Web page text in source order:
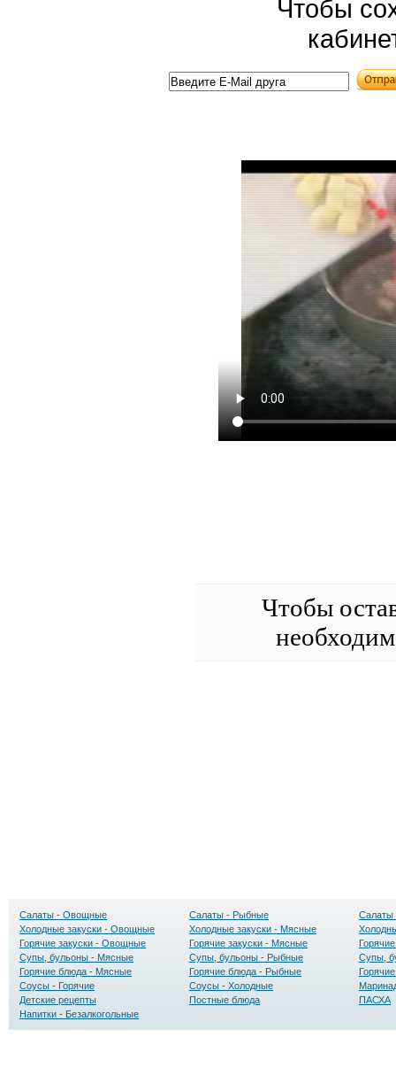
Чтобы
Чтобы
Салаты - Овощные Салаты - Рыбные
Салаты
Холодные закуски - Овощные
Холодные закуски - Мясные
Горячие закуски - Овощные
Горячие закуски - Мясные
Супы, бульоны - Мясные
Супы, бульоны - Рыбные
Супы,
Горячие блюда - Мясные
Горячие блюда - Рыбные
Соусы - Горячие
Соусы - Холодные
Детские рецепты
Постные блюда
ПАСХА
Напитки - Безалкогольные